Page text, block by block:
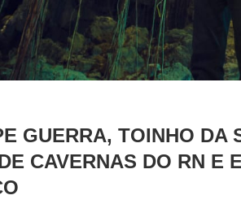
GUERRA, TOINHO DA
CAVERNAS DO RN E